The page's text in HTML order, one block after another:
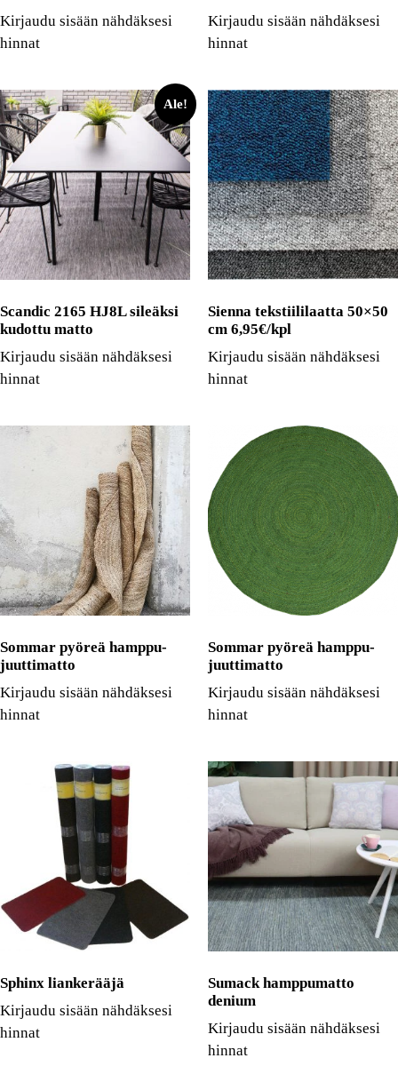
Kirjaudu sisään nähdäksesi
hinnat
Kirjaudu sisään nähdäksesi
hinnat
Ale!
Scandic 2165 HJ8L sileäksi
kudottu matto
Kirjaudu sisään nähdäksesi
hinnat
Sienna tekstiililaatta 50×50
cm 6,95€/kpl
Kirjaudu sisään nähdäksesi
hinnat
Sommar pyöreä hamppu-
juuttimatto
Kirjaudu sisään nähdäksesi
hinnat
Sommar pyöreä hamppu-
juuttimatto
Kirjaudu sisään nähdäksesi
hinnat
Sphinx liankerääjä
Kirjaudu sisään nähdäksesi
hinnat
Sumack hamppumatto
denium
Kirjaudu sisään nähdäksesi
hinnat